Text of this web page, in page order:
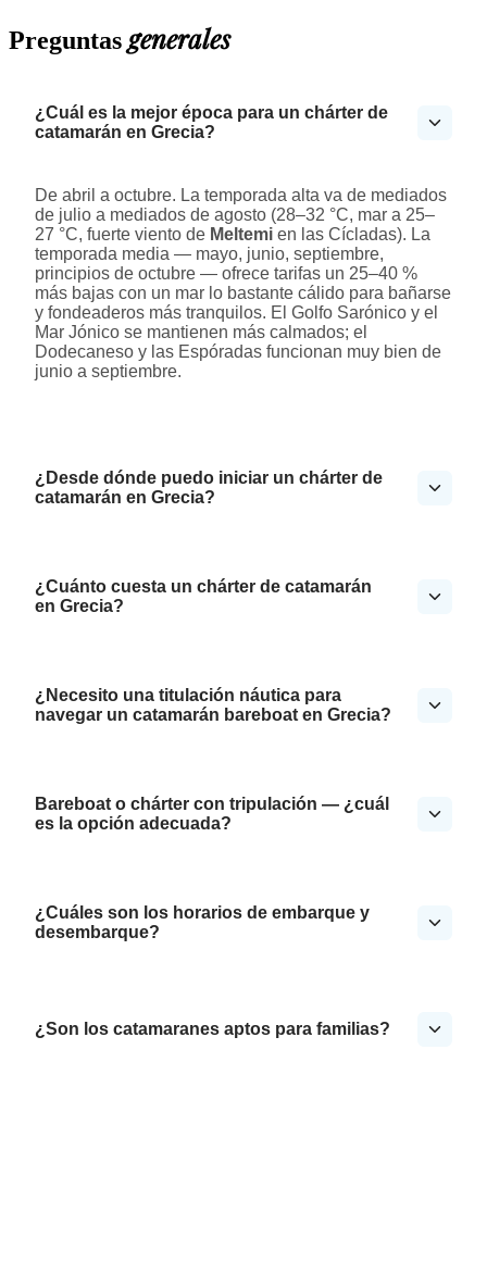
Preguntasgenerales
¿Cuál es la mejor época para un chárter de
catamarán en Grecia?
De abril a octubre. La temporada alta va de mediados
de julio a mediados de agosto (28–32 °C, mar a 25–
27 °C, fuerte viento de Meltemi en las Cícladas). La
temporada media — mayo, junio, septiembre,
principios de octubre — ofrece tarifas un 25–40 %
más bajas con un mar lo bastante cálido para bañarse
y fondeaderos más tranquilos. El Golfo Sarónico y el
Mar Jónico se mantienen más calmados; el
Dodecaneso y las Espóradas funcionan muy bien de
junio a septiembre.
¿Desde dónde puedo iniciar un chárter de
catamarán en Grecia?
¿Cuánto cuesta un chárter de catamarán
en Grecia?
¿Necesito una titulación náutica para
navegar un catamarán bareboat en Grecia?
Bareboat o chárter con tripulación — ¿cuál
es la opción adecuada?
¿Cuáles son los horarios de embarque y
desembarque?
¿Son los catamaranes aptos para familias?